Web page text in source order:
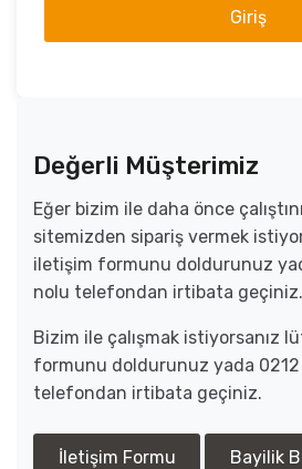
Giriş
Değerli Müşterimiz
Eğer bizim ile daha önce
sitemizden sipariş vermek
iletişim formunu doldurunuz
nolu telefondan irtibata geçiniz.
Bizim ile çalışmak istiyorsanız
formunu doldurunuz yada
telefondan irtibata geçiniz.
İletişim Formu Bayilik